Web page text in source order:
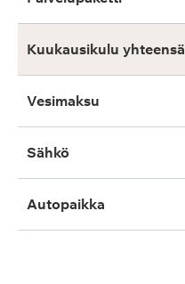
Kuukausikulu yhteensä
Vesimaksu
Sähkö
Autopaikka